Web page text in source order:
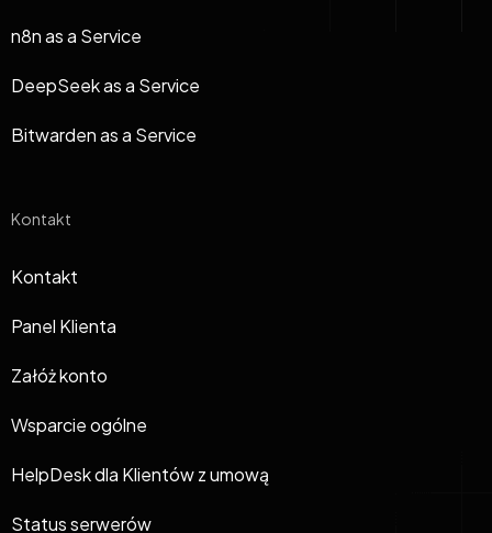
n8n as a Service
DeepSeek as a Service
Bitwarden as a Service
Kontakt
Kontakt
Panel Klienta
Załóż konto
Wsparcie ogólne
HelpDesk dla Klientów z umową
Status serwerów